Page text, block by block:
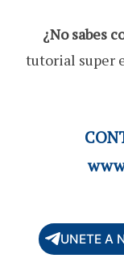
¿No sabes
tutorial super
UNETE A